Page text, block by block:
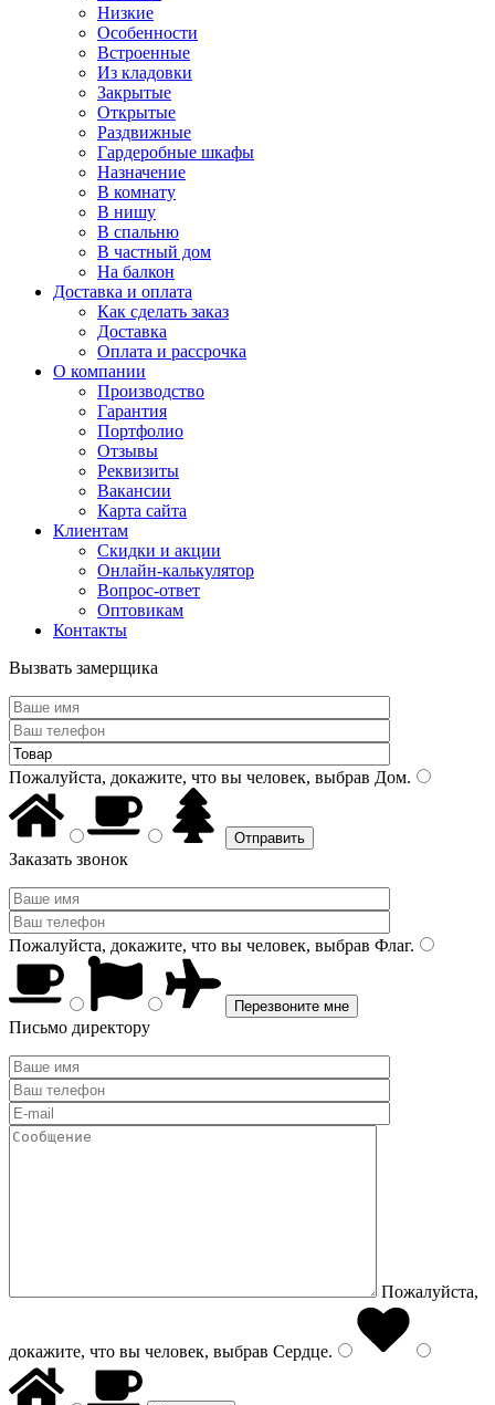
Низкие
Особенности
Встроенные
Из кладовки
Закрытые
Открытые
Раздвижные
Гардеробные шкафы
Назначение
В комнату
В нишу
В спальню
В частный дом
На балкон
Доставка и оплата
Как сделать заказ
Доставка
Оплата и рассрочка
О компании
Производство
Гарантия
Портфолио
Отзывы
Реквизиты
Вакансии
Карта сайта
Клиентам
Скидки и акции
Онлайн-калькулятор
Вопрос-ответ
Оптовикам
Контакты
Вызвать замерщика
Пожалуйста, докажите, что вы человек, выбрав Дом.
Заказать звонок
Пожалуйста, докажите, что вы человек, выбрав Флаг.
Письмо директору
Пожалуйста,
докажите, что вы человек, выбрав Сердце.